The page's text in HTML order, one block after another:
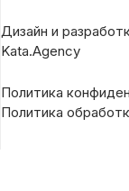
Дизайн и
Kata.Agency
Политика
Политика